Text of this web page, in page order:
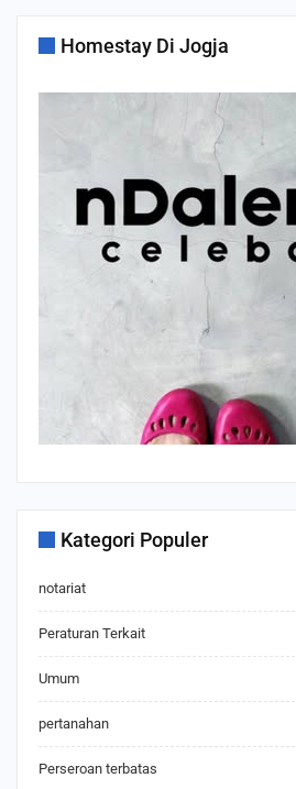
Homestay Di Jogja
Kategori Populer
notariat
Peraturan Terkait
Umum
pertanahan
Perseroan terbatas